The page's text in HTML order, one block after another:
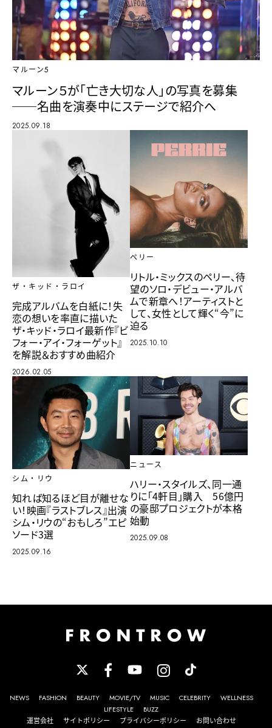
マルーン5
マルーン５が「亡き大切な人」の写真を募集
──名曲を演奏中にステージで紹介へ
2025.09.18
ザ・キッド・ラロイ
完成アルバムを白紙に！失
恋の想いを率直に描いた
ザ・キッド・ラロイ最新作『ビ
フォー・アイ・フォーゲット』
を解説＆おすすめ曲紹介
2026.02.05
ペリー
リトル・ミックスのペリー、待
望のソロ・デビュー・アルバ
ムで新章へ！アーティストと
して、女性として輝く“今”に
迫る
2025.10.10
シム・リウ
知れば知るほど目が離せな
い！映画『ラストブレス』出演
シム・リウの“おもしろ”エピ
ソード3選
2025.09.16
ニュース
ハリー・スタイルズ、同一通
りに「4軒目」購入 56億円
の豪邸プロジェクトが本格
始動
2025.09.08
NEWS FASHION BEAUTY MOVIE/TV MUSIC CELEBRITY
WELLNESS
LIFESTYLE
BUZZ
運営会社
サイトポリシー プライバシーポリシー
お問い合わせ